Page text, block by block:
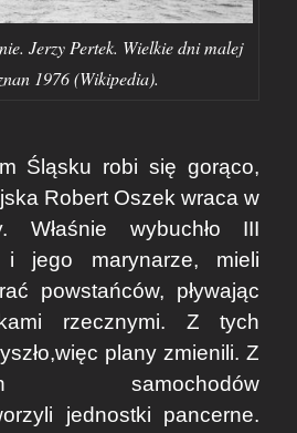
Jerzy Pertek. Wielkie dni malej
1976 (Wikipedia).
Śląsku robi się gorąco,
Robert Oszek wraca w
Właśnie wybuchło III
i jego marynarze, mieli
powstańców, pływając
rzecznymi. Z tych
plany zmienili. Z
samochodów
jednostki pancerne.